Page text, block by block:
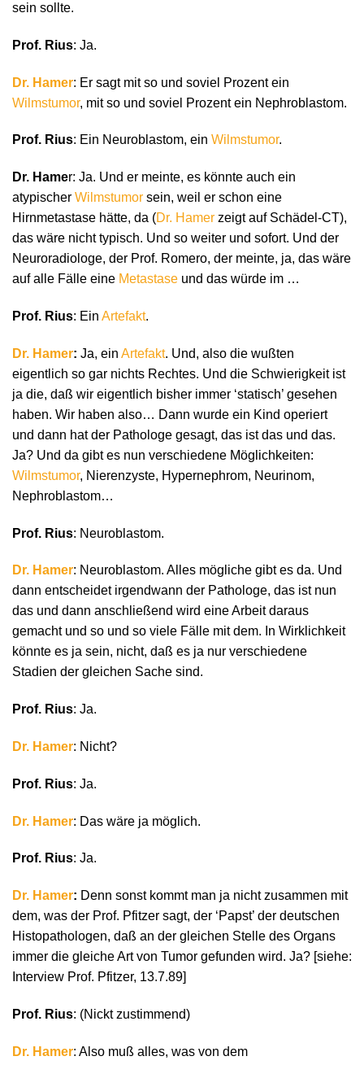
sein sollte.
Prof. Rius: Ja.
Dr. Hamer: Er sagt mit so und soviel Prozent ein
Wilmstumor, mit so und soviel Prozent ein Nephroblastom.
Prof. Rius: Ein Neuroblastom, ein Wilmstumor.
Dr. Hamer: Ja. Und er meinte, es könnte auch ein
atypischer Wilmstumor sein, weil er schon eine
Hirnmetastase hätte, da (Dr. Hamer zeigt auf Schädel-CT),
das wäre nicht typisch. Und so weiter und sofort. Und der
Neuroradiologe, der Prof. Romero, der meinte, ja, das wäre
auf alle Fälle eine Metastase und das würde im …
Prof. Rius: Ein Artefakt.
Dr. Hamer: Ja, ein Artefakt. Und, also die wußten
eigentlich so gar nichts Rechtes. Und die Schwierigkeit ist
ja die, daß wir eigentlich bisher immer ‘statisch’ gesehen
haben. Wir haben also… Dann wurde ein Kind operiert
und dann hat der Pathologe gesagt, das ist das und das.
Ja? Und da gibt es nun verschiedene Möglichkeiten:
Wilmstumor, Nierenzyste, Hypernephrom, Neurinom,
Nephroblastom…
Prof. Rius: Neuroblastom.
Dr. Hamer: Neuroblastom. Alles mögliche gibt es da. Und
dann entscheidet irgendwann der Pathologe, das ist nun
das und dann anschließend wird eine Arbeit daraus
gemacht und so und so viele Fälle mit dem. In Wirklichkeit
könnte es ja sein, nicht, daß es ja nur verschiedene
Stadien der gleichen Sache sind.
Prof. Rius: Ja.
Dr. Hamer: Nicht?
Prof. Rius: Ja.
Dr. Hamer: Das wäre ja möglich.
Prof. Rius: Ja.
Dr. Hamer: Denn sonst kommt man ja nicht zusammen mit
dem, was der Prof. Pfitzer sagt, der ‘Papst’ der deutschen
Histopathologen, daß an der gleichen Stelle des Organs
immer die gleiche Art von Tumor gefunden wird. Ja? [siehe:
Interview Prof. Pfitzer, 13.7.89]
Prof. Rius: (Nickt zustimmend)
Dr. Hamer: Also muß alles, was von dem